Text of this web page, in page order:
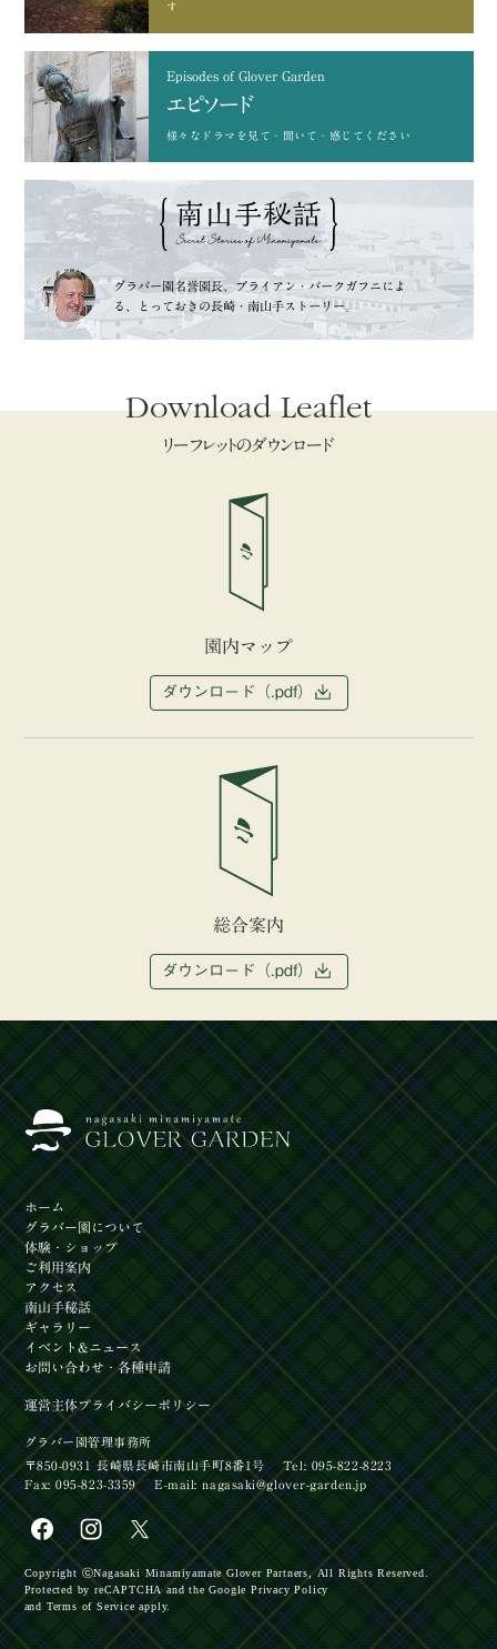
【イベント】グラバー園ランタンナイト2026開催
【イベント】8/16開催‼第3日曜日×長崎市民入園
料無料デー
す
Episodes of Glover Garden
エピソード
様々なドラマを 見て・聞いて・感じてください
グラバー園名誉園長、ブライアン・バークガフニによ
る、
とっておきの長崎・南山手ストーリー。
Download Leaflet
リーフレットのダウンロード
園内マップ
ダウンロード（.pdf）
総合案内
ダウンロード（.pdf）
ホーム
グラバー園 について
体験・ショップ
ご利用案内
アクセス
南山手秘話
ギャラリー
イベント &ニュース
お問い合わせ・各種申請
運営主体プライバシーポリシー
グラバー園管理事務所
〒850-0931 長崎県長崎市南山手町8番1号 Tel: 095-822-8223
Fax: 095-823-3359 E-mail:nagasaki@glover-garden.jp
Copyright ⓒNagasaki Minamiyamate Glover Partners,All Rights Reserved.
Protected by reCAPTCHAand the GooglePrivacy Policy
and Terms of Serviceapply.